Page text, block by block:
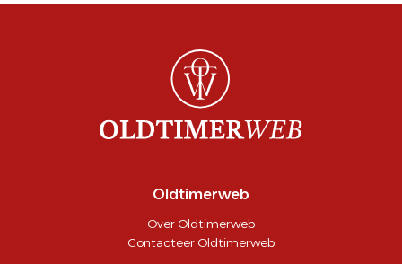
Oldtimerweb
Over Oldtimerweb
Contacteer Oldtimerweb